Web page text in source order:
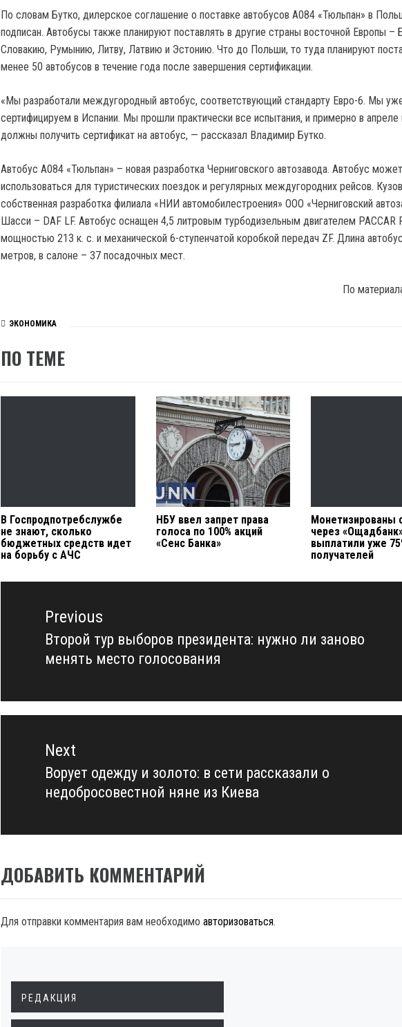
По словам Бутко, дилерское соглашение о поставке автобусов А084 «Тюльпан» в
подписан. Автобусы также планируют поставлять в другие страны восточной Европы –
Словакию, Румынию, Литву, Латвию и Эстонию. Что до Польши, то туда планируют
менее 50 автобусов в течение года после завершения сертификации.
«Мы разработали междугородный автобус, соответствующий стандарту Евро-6. Мы
сертифицируем в Испании. Мы прошли практически все испытания, и примерно в
должны получить сертификат на автобус, — рассказал Владимир Бутко.
Автобус А084 «Тюльпан» – новая разработка Черниговского автозавода. Автобус может
использоваться для туристических поездок и регулярных междугородних рейсов.
собственная разработка филиала «НИИ автомобилестроения» ООО «Черниговский
Шасси – DAF LF. Автобус оснащен 4,5 литровым турбодизельным двигателем PACCAR
мощностью 213 к. с. и механической 6-ступенчатой коробкой передач ZF. Длина
метров, в салоне – 37 посадочных мест.
По
ЭКОНОМИКА
ПО ТЕМЕ
В Госпродпотребслужбе
не знают, сколько
бюджетных средств идет
на борьбу с АЧС
НБУ ввел запрет права
голоса по 100% акций
«Сенс Банка»
Монетизированы
через
выплатили уже
получателей
Навигация
записямPrevious
Previous
post:
Второй тур выборов президента: нужно ли заново
менять место голосования
Next
Next
post:
Ворует одежду и золото: в сети рассказали о
недобросовестной няне из Киева
ДОБАВИТЬ КОММЕНТАРИЙ
Для отправки комментария вам необходимо авторизоваться.
РЕДАКЦИЯ